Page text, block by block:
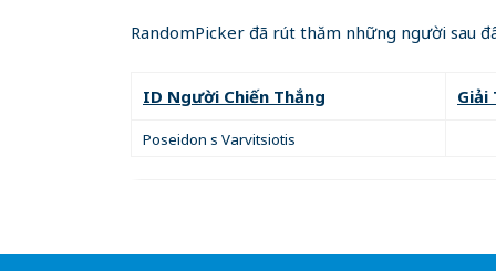
RandomPicker đã rút thăm những người sau
ID Người Chiến Thắng Giải
Poseidon s Varvitsiotis